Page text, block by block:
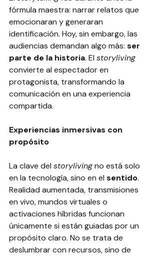
fórmula maestra: narrar relatos que
emocionaran y generaran
identificación. Hoy, sin embargo, las
audiencias demandan algo más: ser
parte de la historia. El storyliving
convierte al espectador en
protagonista, transformando la
comunicación en una experiencia
compartida.
Experiencias inmersivas con
propósito
La clave del storyliving no está solo
en la tecnología, sino en el sentido.
Realidad aumentada, transmisiones
en vivo, mundos virtuales o
activaciones híbridas funcionan
únicamente si están guiadas por un
propósito claro. No se trata de
deslumbrar con recursos, sino de